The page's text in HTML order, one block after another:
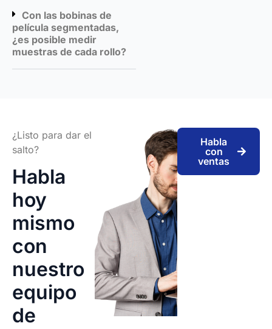
Con las bobinas de
película segmentadas,
¿es posible medir
muestras de cada rollo?
¿Listo para dar el
salto?
Habla
hoy
mismo
con
nuestro
equipo
de
Habla
con
ventas